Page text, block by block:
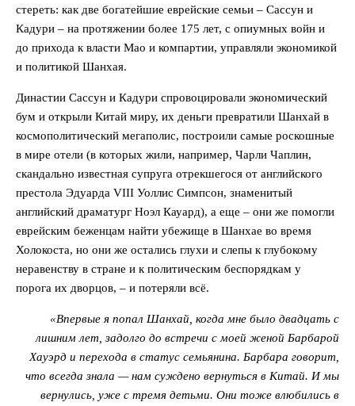
стереть: как две богатейшие еврейские семьи – Сассун и
Кадури – на протяжении более 175 лет, с опиумных войн и
до прихода к власти Мао и компартии, управляли экономикой
и политикой Шанхая.
Династии Сассун и Кадури спровоцировали экономический
бум и открыли Китай миру, их деньги превратили Шанхай в
космополитический мегаполис, построили самые роскошные
в мире отели (в которых жили, например, Чарли Чаплин,
скандально известная супруга отрекшегося от английского
престола Эдуарда VIII Уоллис Симпсон, знаменитый
английский драматург Ноэл Кауард), а еще – они же помогли
еврейским беженцам найти убежище в Шанхае во время
Холокоста, но они же остались глухи и слепы к глубокому
неравенству в стране и к политическим беспорядкам у
порога их дворцов, – и потеряли всё.
«Впервые я попал Шанхай, когда мне было двадцать с
лишним лет, задолго до встречи с моей женой Барбарой
Хауэрд и перехода в статус семьянина. Барбара говорит,
что всегда знала — нам суждено вернуться в Китай. И мы
вернулись, уже с тремя детьми. Они тоже влюбились в